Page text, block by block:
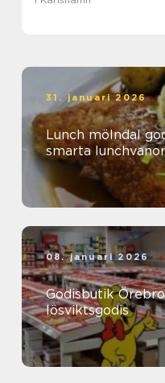
31. januari 2026
Lunch mölndal god mat, enkla val och
smarta lunchvanor
08. januari 2026
Godisbutik
lösviktsgodis